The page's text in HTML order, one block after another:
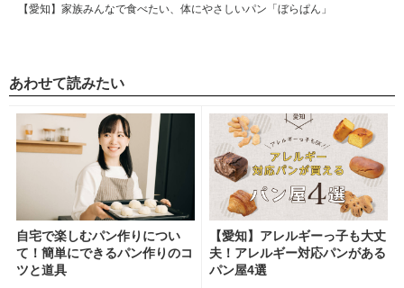
【愛知】家族みんなで食べたい、体にやさしいパン「ぼらぱん」
あわせて読みたい
自宅で楽しむパン作りについ
て！簡単にできるパン作りのコ
ツと道具
【愛知】アレルギーっ子も大丈
夫！アレルギー対応パンがある
パン屋4選